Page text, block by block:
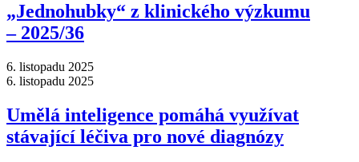
„Jednohubky“ z klinického výzkumu
–⁠ 2025/36
6. listopadu 2025
6. listopadu 2025
Umělá inteligence pomáhá využívat
stávající léčiva pro nové diagnózy